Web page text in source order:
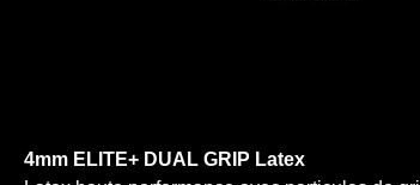
4mm ELITE+ DUAL GRIP Latex